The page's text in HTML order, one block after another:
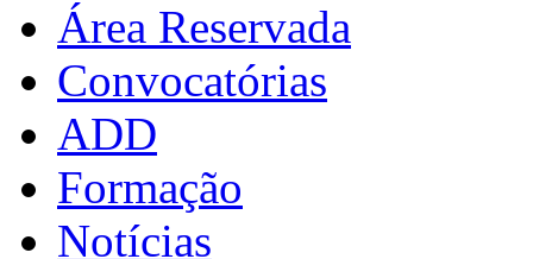
Área Reservada
Convocatórias
ADD
Formação
Notícias